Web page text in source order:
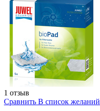
1 отзыв
Сравнить В список желаний